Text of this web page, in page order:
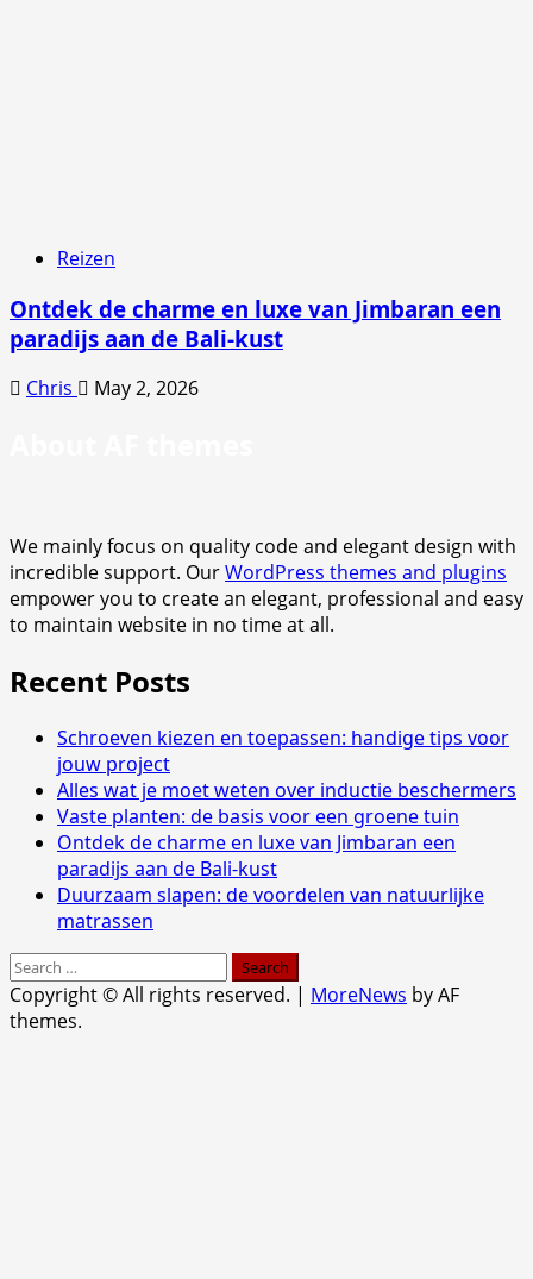
Reizen
Ontdek de charme en luxe van Jimbaran een
paradijs aan de Bali-kust
Chris May 2, 2026
We mainly focus on quality code and elegant design with
incredible support. OurWordPress themes and plugins
empower you to create an elegant, professional and easy
to maintain website in no time at all.
Recent Posts
Schroeven kiezen en toepassen: handige tips voor
jouw project
Alles wat je moet weten over inductie beschermers
Vaste planten: de basis voor een groene tuin
Ontdek de charme en luxe van Jimbaran een
paradijs aan de Bali-kust
Duurzaam slapen: de voordelen van natuurlijke
matrassen
Search
for:
Copyright © All rights reserved. | MoreNews by AF
themes.